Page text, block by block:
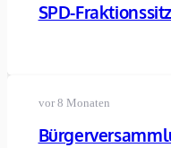
SPD-
vor 8 Monaten